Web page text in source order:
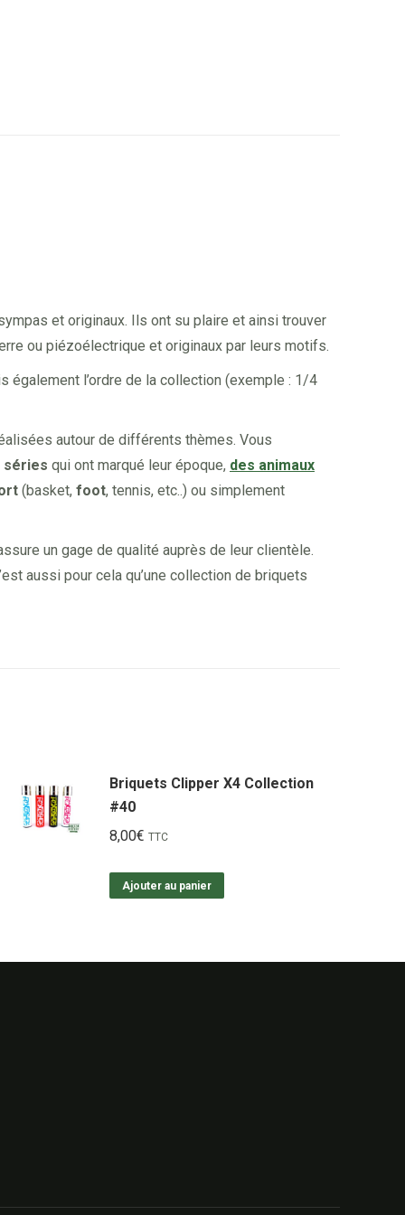
et originaux. Ils ont su plaire et ainsi trouver
ou piézoélectrique et originaux par leurs motifs.
l’ordre de la collection (exemple : 1/4
autour de différents thèmes. Vous
séries qui ont marqué leur époque, des animaux
(basket, foot, tennis, etc..) ou simplement
un gage de qualité auprès de leur clientèle.
aussi pour cela qu’une collection de briquets
Briquets Clipper X4 Collection
#40
8,00€ TTC
Ajouter au panier